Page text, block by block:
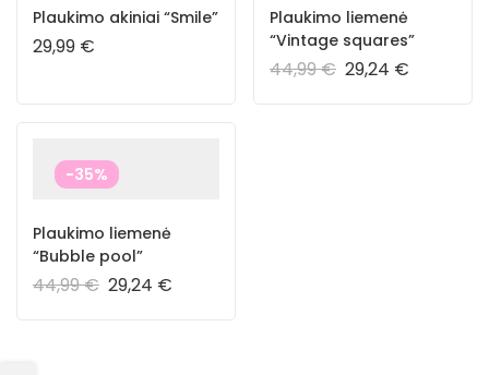
Plaukimo akiniai “Smile”
29,99 €
Plaukimo liemenė
“Vintage squares”
44,99€ 29,24 €
-35%
Plaukimo liemenė
“Bubble pool”
44,99€ 29,24 €